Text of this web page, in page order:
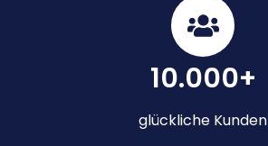
10.000+
glückliche Kunden